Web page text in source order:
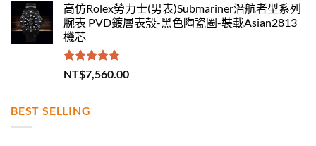
高仿Rolex勞力士(男表)Submariner潛航者型系列
腕表 PVD鍍層表殼-黑色陶瓷圈-裝載Asian2813
機芯
評分 5.00
滿分 5
NT$7,560.00
BEST SELLING